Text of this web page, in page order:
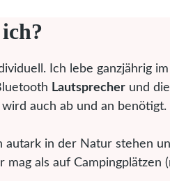
Ich lebe ganzjährig
Lautsprecher und die
wird auch ab und an benötigt.
in der Natur stehen
als auf Campingplätzen